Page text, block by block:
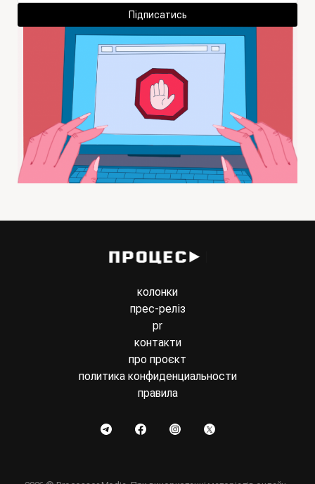
Підписатись
колонки
прес-реліз
pr
контакти
про проєкт
политика конфиденциальности
правила